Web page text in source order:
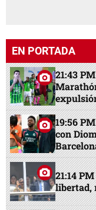
EN PORTADA
21:43
19:56
con
21:14
libertad,